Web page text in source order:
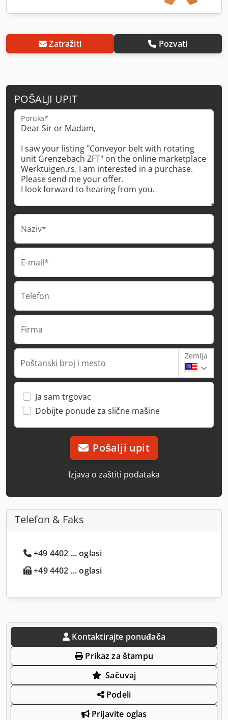
Zatražiti Pozvati
POŠALJI UPIT
Poruka*
Naziv*
E-mail*
Telefon
Firma
Poštanski broj i mesto
Zemlja
Ja sam trgovac
Dobijte ponude za slične mašine
Pošalji upit
Izjava o zaštiti podataka
Telefon & Faks
+49 4402 ... oglasi
+49 4402 ... oglasi
Kontaktirajte ponuđača
Prikaz za štampu
Sačuvaj
Podeli
Prijavite oglas